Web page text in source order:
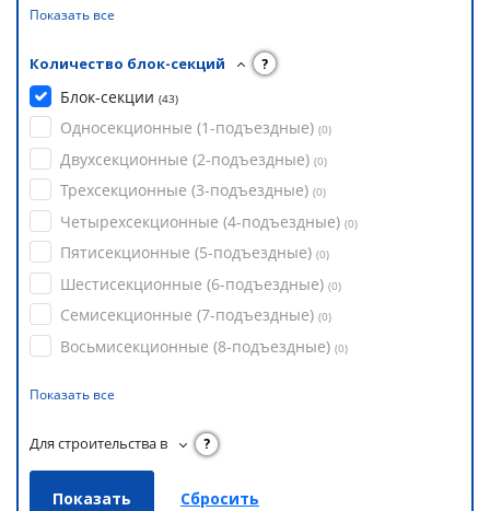
Показать все
Количество блок-секций ?
Блок-секции (43)
Односекционные (1-подъездные) (0)
Двухсекционные (2-подъездные) (0)
Трехсекционные (3-подъездные) (0)
Четырехсекционные (4-подъездные) (0)
Пятисекционные (5-подъездные) (0)
Шестисекционные (6-подъездные) (0)
Семисекционные (7-подъездные) (0)
Восьмисекционные (8-подъездные) (0)
Показать все
Для строительства в ?